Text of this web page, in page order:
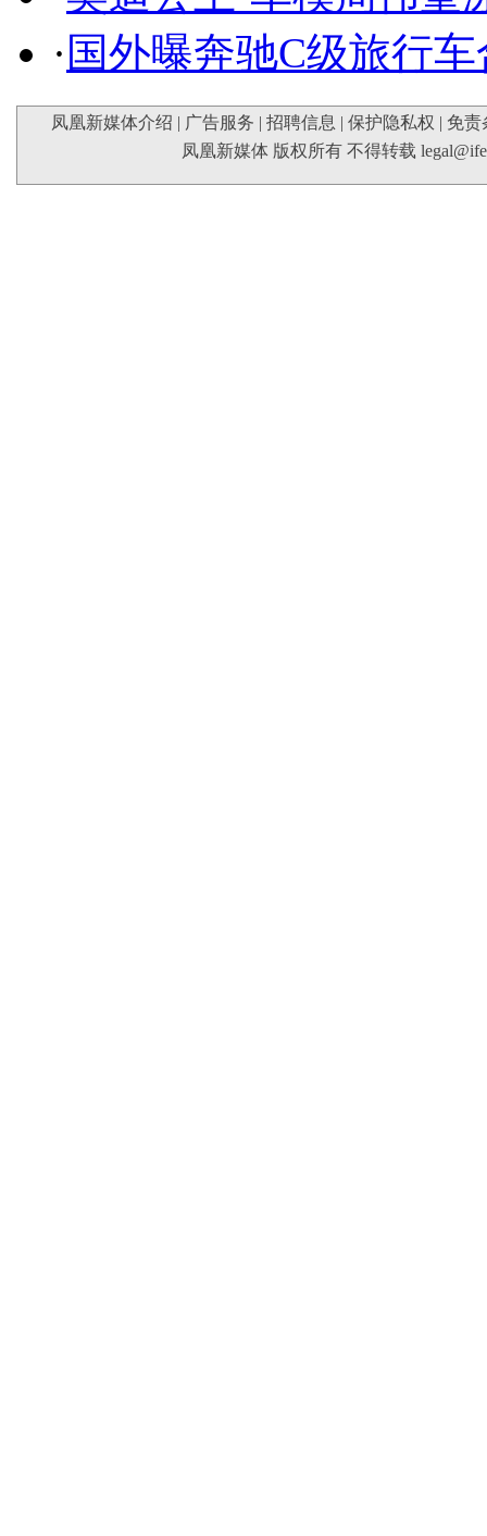
· 国外曝奔驰C级旅行
凤凰新媒体介绍 | 广告服务 | 招聘信息 | 保护隐私权 | 免责
凤凰新媒体 版权所有 不得转载